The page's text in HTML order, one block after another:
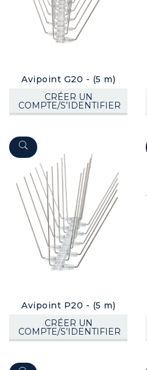
Avipoint G20 - (5 m)
CRÉER UN
COMPTE/S’IDENTIFIER
Avipoint P20 - (5 m)
CRÉER UN
COMPTE/S’IDENTIFIER